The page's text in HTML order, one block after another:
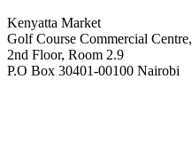
Kenyatta Market
Golf Course Commercial Centre,
2nd Floor, Room 2.9
P.O Box 30401-00100 Nairobi